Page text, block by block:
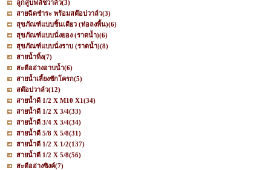
ลูกสูบฟลัชวาล์ว(3)
สายฉีดชำระ พร้อมสต๊อปวาล์ว(3)
สุขภัณฑ์แบบชิ้นเดียว (ท่อลงพื้น)(6)
สุขภัณฑ์แบบนั่งยอง (ราดน้ำ)(6)
สุขภัณฑ์แบบนั่งราบ (ราดน้ำ)(8)
สายน้ำทิ้ง(7)
สะดืออ่างอาบน้ำ(6)
สายน้ำเลี้ยงชักโครก(5)
สต๊อปวาล์ว(12)
สายน้ำดี 1/2 X M10 X1(34)
สายน้ำดี 1/2 X 3/4(33)
สายน้ำดี 3/4 X 3/4(34)
สายน้ำดี 5/8 X 5/8(31)
สายน้ำดี 1/2 X 1/2(137)
สายน้ำดี 1/2 X 5/8(56)
สะดืออ่างซิงค์(7)